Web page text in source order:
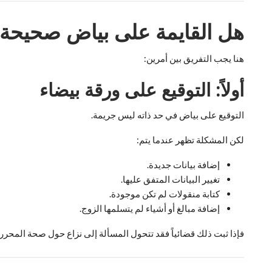
هل القايمة على بياض صحيحة
هنا يجب التفريق بين أمرين:
أولاً: التوقيع على ورقة بيضاء
التوقيع على بياض في حد ذاته ليس جريمة.
لكن المشكلة تظهر عندما يتم:
إضافة بيانات جديدة.
تغيير البيانات المتفق عليها.
كتابة منقولات لم تكن موجودة.
إضافة مبالغ أو أشياء لم يتسلمها الزوج.
فإذا ثبت ذلك قضائياً فقد تتحول المسألة إلى نزاع حول صحة